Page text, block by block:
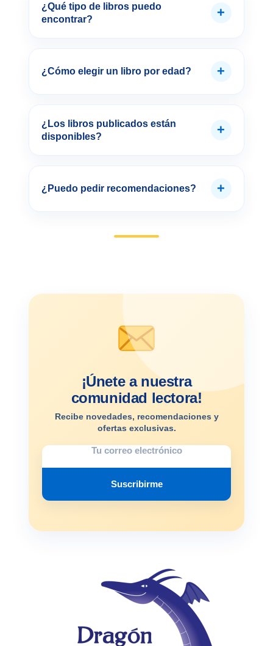
¿Qué tipo de libros puedo
encontrar?
+
¿Cómo elegir un libro por edad? +
¿Los libros publicados están
disponibles?
+
¿Puedo pedir recomendaciones? +
¡Únete a nuestra
comunidad lectora!
Recibe novedades, recomendaciones y
ofertas exclusivas.
Suscribirme